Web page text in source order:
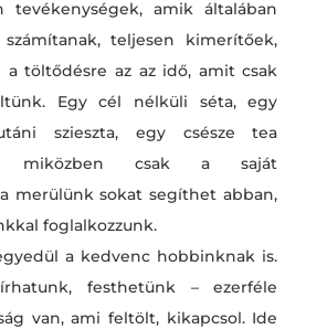
tevékenységek, amik általában
számítanak, teljesen kimerítőek,
a töltődésre az az idő, amit csak
Egy cél nélküli séta, egy
szieszta, egy csésze tea
miközben csak a saját
merülünk sokat segíthet abban,
foglalkozzunk.
a kedvenc hobbinknak is.
festhetünk – ezerféle
van, ami feltölt, kikapcsol. Ide